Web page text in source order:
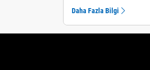
Daha Fazla Bilgi